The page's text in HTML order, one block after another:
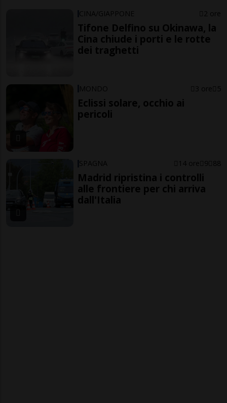
CINA/GIAPPONE 2 ore
Tifone Delfino su Okinawa, la
Cina chiude i porti e le rotte
dei traghetti
MONDO 3 ore 5
Eclissi solare, occhio ai
pericoli
SPAGNA 14 ore 9 88
Madrid ripristina i controlli
alle frontiere per chi arriva
dall'Italia